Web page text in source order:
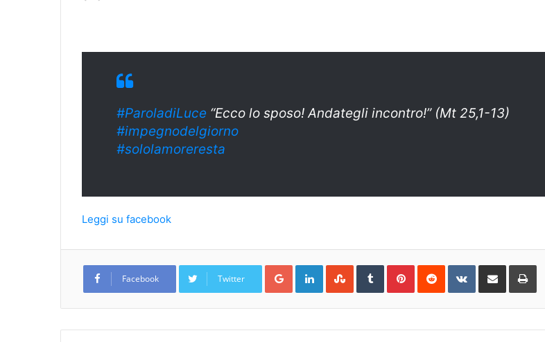
#ParoladiLuce “Ecco lo sposo! Andategli incontro!” (Mt 25,1-13)
#impegnodelgiorno
#sololamoreresta
Leggi su facebook
Facebook Twitter
Google+LinkedInStumbleUpon
TumblrPinterestReddit VKontakteShare
Email